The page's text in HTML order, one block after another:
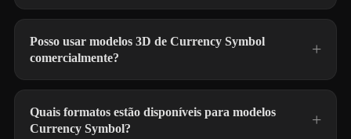
Posso usar modelos 3D de Currency Symbol
comercialmente?
Quais formatos estão disponíveis para modelos
Currency Symbol?